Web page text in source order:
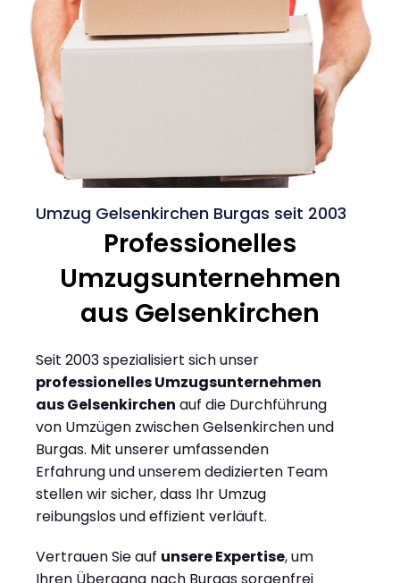
Umzug Gelsenkirchen Burgas seit 2003
Professionelles
Umzugsunternehmen
aus Gelsenkirchen
Seit 2003 spezialisiert sich unser
professionelles Umzugsunternehmen
aus Gelsenkirchen auf die Durchführung
von Umzügen zwischen Gelsenkirchen und
Burgas. Mit unserer umfassenden
Erfahrung und unserem dedizierten Team
stellen wir sicher, dass Ihr Umzug
reibungslos und effizient verläuft.
Vertrauen Sie auf unsere Expertise, um